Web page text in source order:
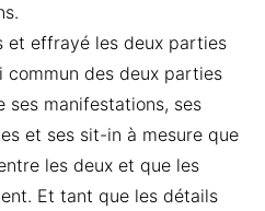
et effrayé les deux parties
commun des deux parties
ses manifestations, ses
et ses sit-in à mesure que
les deux et que les
Et tant que les détails